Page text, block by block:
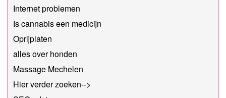
Internet problemen
Is cannabis een medicijn
Oprijplaten
alles over honden
Massage Mechelen
Hier verder zoeken-->